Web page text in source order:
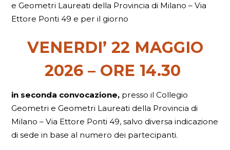
e Geometri Laureati della Provincia di Milano – Via
Ettore Ponti 49 e per il giorno
VENERDI’ 22 MAGGIO
2026 – ORE 14.30
in seconda convocazione, presso il Collegio
Geometri e Geometri Laureati della Provincia di
Milano – Via Ettore Ponti 49, salvo diversa indicazione
di sede in base al numero dei partecipanti.